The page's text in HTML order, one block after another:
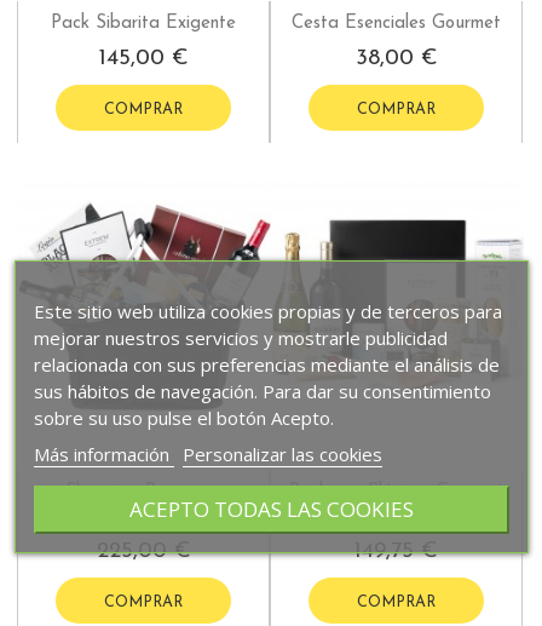
Pack Sibarita Exigente
145,00 €
COMPRAR
Cesta Esenciales Gourmet
38,00 €
COMPRAR
Conquistar Paladares
225,00 €
COMPRAR
Irresistibles
149,75 €
COMPRAR
Este sitio web utiliza cookies propias y de terceros para
mejorar nuestros servicios y mostrarle publicidad
relacionada con sus preferencias mediante el análisis de
sus hábitos de navegación. Para dar su consentimiento
sobre su uso pulse el botón Acepto.
Más información
Personalizar las cookies
ACEPTO TODAS LAS COOKIES